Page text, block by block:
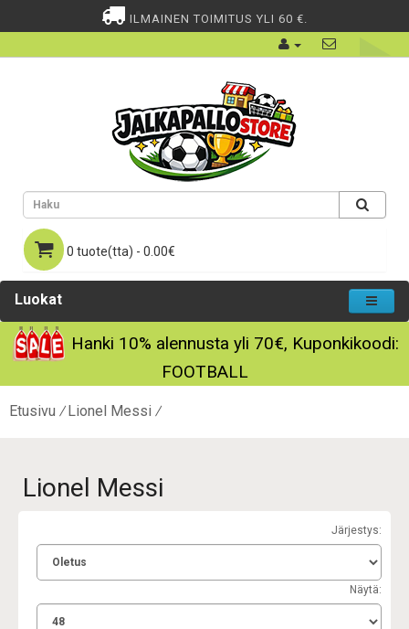
ILMAINEN TOIMITUS YLI 60 €.
0 tuote(tta) - 0.00€
Luokat
Hanki 10% alennusta yli 70€, Kuponkikoodi:
FOOTBALL
Etusivu Lionel Messi
Lionel Messi
Järjestys:
Näytä: